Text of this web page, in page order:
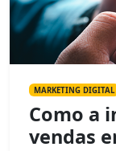
MARKETING DIGITAL
Como a
vendas